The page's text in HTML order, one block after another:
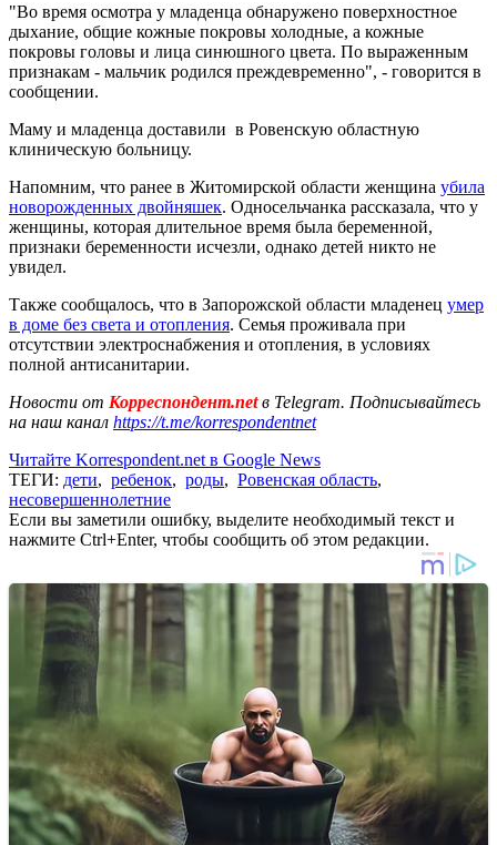
"Во время осмотра у младенца обнаружено поверхностное
дыхание, общие кожные покровы холодные, а кожные
покровы головы и лица синюшного цвета. По выраженным
признакам - мальчик родился преждевременно", - говорится в
сообщении.
Маму и младенца доставили в Ровенскую областную
клиническую больницу.
Напомним, что ранее в Житомирской области женщина убила
новорожденных двойняшек. Односельчанка рассказала, что у
женщины, которая длительное время была беременной,
признаки беременности исчезли, однако детей никто не
увидел.
Также сообщалось, что в Запорожской области младенец умер
в доме без света и отопления. Семья проживала при
отсутствии электроснабжения и отопления, в условиях
полной антисанитарии.
Новости от Корреспондент.netв Telegram. Подписывайтесь
на наш канал https://t.me/korrespondentnet
Читайте Korrespondent.net в Google News
ТЕГИ: дети, ребенок, роды, Ровенская область,
несовершеннолетние
Если вы заметили ошибку, выделите необходимый текст и
нажмите Ctrl+Enter, чтобы сообщить об этом редакции.